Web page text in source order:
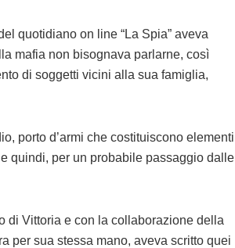
quotidiano on line “La Spia” aveva
mafia non bisognava parlarne, così
di soggetti vicini alla sua famiglia,
porto d’armi che costituiscono elementi
quindi, per un probabile passaggio dalle
di Vittoria e con la collaborazione della
per sua stessa mano, aveva scritto quei